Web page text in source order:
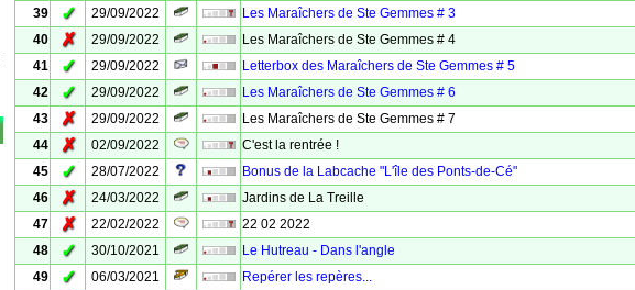
39
✓ 29/09/2022
Les Maraîchers de Ste Gemmes # 3
40
✗ 29/09/2022
Les Maraîchers de Ste Gemmes # 4
41
✓ 29/09/2022
Letterbox des Maraîchers de Ste Gemmes # 5
42
✓ 29/09/2022
Les Maraîchers de Ste Gemmes # 6
43
✗ 29/09/2022
Les Maraîchers de Ste Gemmes # 7
44
✗ 02/09/2022
C'est la rentrée !
45
✓ 28/07/2022
Bonus de la Labcache "L'île des Ponts-de-Cé"
46
✗ 24/03/2022
Jardins de La Treille
47
✗ 22/02/2022
22 02 2022
48
✓ 30/10/2021
Le Hutreau - Dans l'angle
49
✓ 06/03/2021
Repérer les repères...